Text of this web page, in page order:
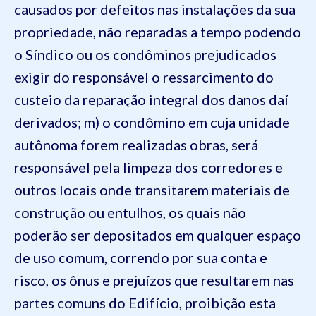
causados por defeitos nas instalações da sua
propriedade, não reparadas a tempo podendo
o Síndico ou os condôminos prejudicados
exigir do responsável o ressarcimento do
custeio da reparação integral dos danos daí
derivados; m) o condômino em cuja unidade
autônoma forem realizadas obras, será
responsável pela limpeza dos corredores e
outros locais onde transitarem materiais de
construção ou entulhos, os quais não
poderão ser depositados em qualquer espaço
de uso comum, correndo por sua conta e
risco, os ônus e prejuízos que resultarem nas
partes comuns do Edifício, proibição esta